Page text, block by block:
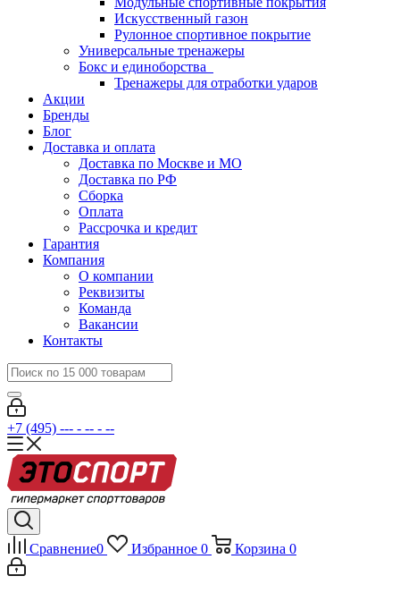
Искусственный газон
Рулонное спортивное покрытие
Универсальные тренажеры
Бокс и единоборства
Тренажеры для отработки ударов
Акции
Бренды
Блог
Доставка и оплата
Доставка по Москве и МО
Доставка по РФ
Сборка
Оплата
Рассрочка и кредит
Гарантия
Компания
О компании
Реквизиты
Команда
Вакансии
Контакты
+7 (495) --- - -- - --
Сравнение0 Избранное 0 Корзина 0